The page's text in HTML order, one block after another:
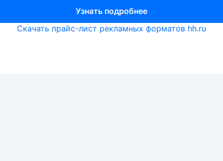
Узнать подробнее
Узнать подробнее
Скачать прайс-лист рекламных форматов hh.ru